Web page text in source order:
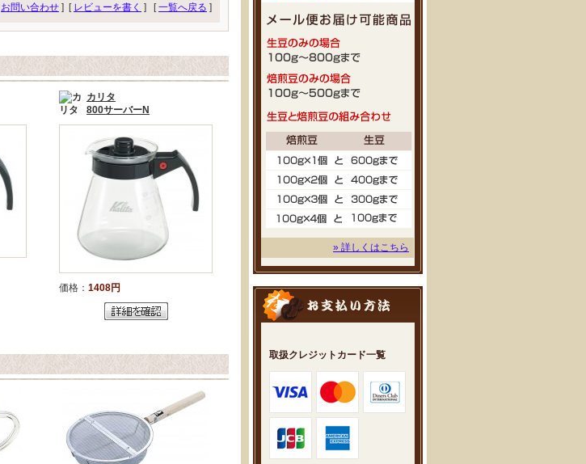
» 詳しくはこちら
取扱クレジットカード一覧
お問い合わせ ] [ レビューを書く ] [一覧へ戻る ]
カリタ
800サーバーN
価格： 1408円